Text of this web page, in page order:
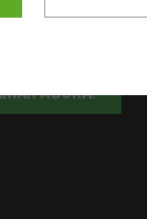
AGORA!